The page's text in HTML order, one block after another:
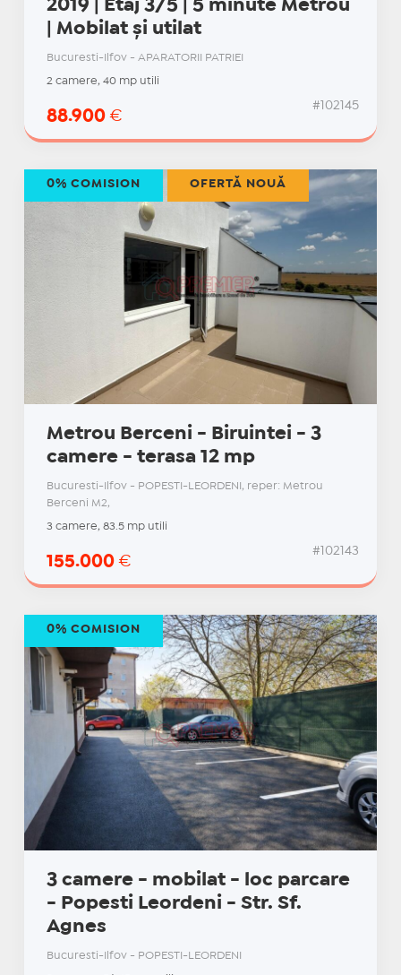
2019 | Etaj 3/5 | 5 minute Metrou
| Mobilat și utilat
Bucuresti-Ilfov - APARATORII PATRIEI
2 camere, 40 mp utili
88.900 €
#102145
Metrou Berceni - Biruintei - 3
camere - terasa 12 mp
Bucuresti-Ilfov - POPESTI-LEORDENI, reper: Metrou
Berceni M2,
3 camere, 83.5 mp utili
155.000 €
#102143
0% COMISION OFERTĂ NOUĂ
3 camere - mobilat - loc parcare
- Popesti Leordeni - Str. Sf.
Agnes
Bucuresti-Ilfov - POPESTI-LEORDENI
0% COMISION